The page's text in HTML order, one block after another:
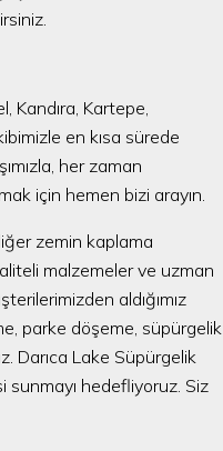
Kandıra, Kartepe,
en kısa sürede
her zaman
için hemen bizi arayın.
zemin kaplama
malzemeler ve uzman
aldığımız
parke döşeme, süpürgelik
Darıca Lake Süpürgelik
sunmayı hedefliyoruz. Siz